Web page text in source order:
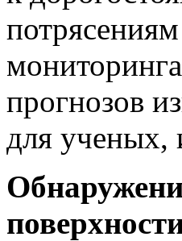
прогнозов
для ученых,